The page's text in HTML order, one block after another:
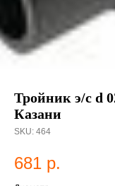
Тройник э/с d
Казани
SKU: 464
681 р.